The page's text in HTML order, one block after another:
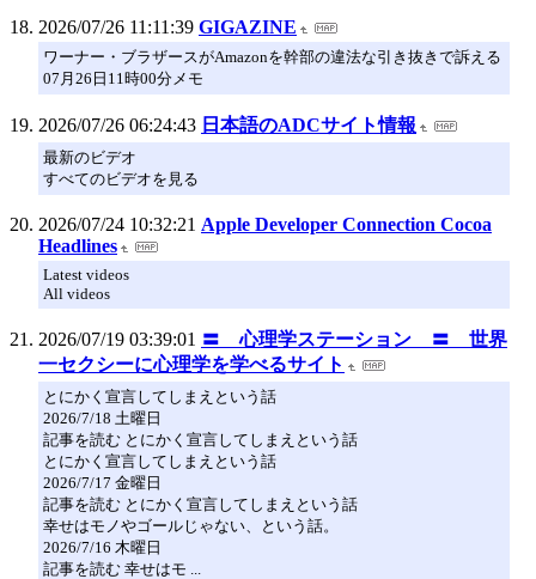
2026/07/26 11:11:39 GIGAZINE
ワーナー・ブラザースがAmazonを幹部の違法な引き抜きで訴える
07月26日11時00分メモ
2026/07/26 06:24:43 日本語のADCサイト情報
最新のビデオ
すべてのビデオを見る
2026/07/24 10:32:21 Apple Developer Connection Cocoa
Headlines
Latest videos
All videos
2026/07/19 03:39:01 〓 心理学ステーション 〓 世界
一セクシーに心理学を学べるサイト
とにかく宣言してしまえという話
2026/7/18 土曜日
記事を読む とにかく宣言してしまえという話
とにかく宣言してしまえという話
2026/7/17 金曜日
記事を読む とにかく宣言してしまえという話
幸せはモノやゴールじゃない、という話。
2026/7/16 木曜日
記事を読む 幸せはモ ...